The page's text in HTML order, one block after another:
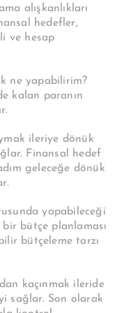
alışkanlıkları
hedefler,
ve hesap
ne yapabilirim?
kalan paranın
ileriye dönük
Finansal hedef
geleceğe dönük
yapabileceği
bütçe planlaması
bütçeleme tarzı
kaçınmak ileride
sağlar. Son olarak